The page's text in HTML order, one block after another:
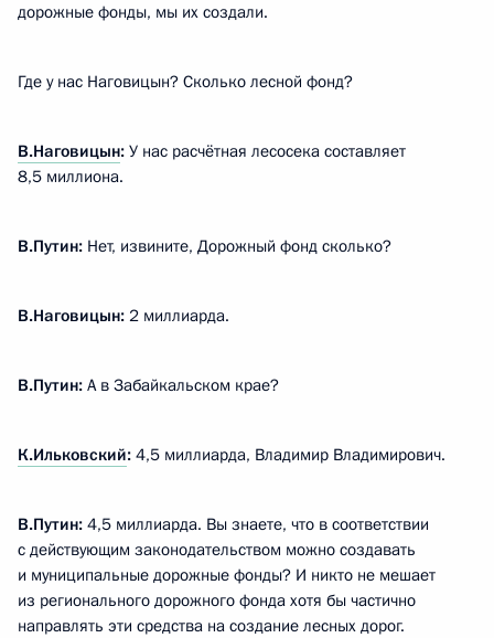
дорожные фонды, мы их создали.
Где у нас Наговицын? Сколько лесной фонд?
В.Наговицын: У нас расчётная лесосека составляет
8,5 миллиона.
В.Путин: Нет, извините, Дорожный фонд сколько?
В.Наговицын: 2 миллиарда.
В.Путин: А в Забайкальском крае?
К.Ильковский: 4,5 миллиарда, Владимир Владимирович.
В.Путин: 4,5 миллиарда. Вы знаете, что в соответствии
с действующим законодательством можно создавать
и муниципальные дорожные фонды? И никто не мешает
из регионального дорожного фонда хотя бы частично
направлять эти средства на создание лесных дорог.